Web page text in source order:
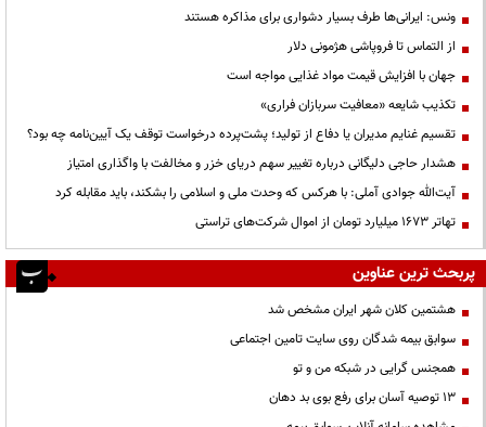
ونس: ایرانی‌ها طرف بسیار دشواری برای مذاکره هستند
از التماس تا فروپاشی هژمونی دلار
جهان با افزایش قیمت مواد غذایی مواجه است
تکذیب شایعه «معافیت سربازان فراری»
تقسیم غنایم مدیران یا دفاع از تولید؛ پشت‌پرده درخواست توقف یک آیین‌نامه چه بود؟
هشدار حاجی دلیگانی درباره تغییر سهم دریای خزر و مخالفت با واگذاری امتیاز
آیت‌الله جوادی آملی: با هرکس که وحدت ملی و اسلامی را بشکند، باید مقابله کرد
تهاتر ۱۶۷۳ میلیارد تومان از اموال شرکت‌های تراستی
پربحث ترین عناوین
هشتمین کلان شهر ایران مشخص شد
سوابق بیمه شدگان روی سایت تامین اجتماعی
همجنس گرایی در شبکه من و تو
13 توصیه آسان برای رفع بوی بد دهان